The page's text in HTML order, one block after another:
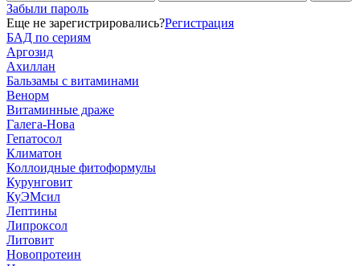
Забыли пароль
Еще не зарегистрировались?Регистрация
БАД по сериям
Аргозид
Ахиллан
Бальзамы с витаминами
Венорм
Витаминные драже
Галега-Нова
Гепатосол
Климатон
Коллоидные фитоформулы
Курунговит
КуЭМсил
Лептины
Липроксол
Литовит
Новопротеин